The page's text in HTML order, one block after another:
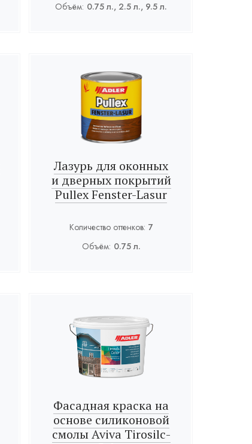
Объём: 0.75 л., 2.5 л., 9.5 л.
Лазурь для оконных
и дверных покрытий
Pullex Fenster-Lasur
Количество оттенков: 7
Объём: 0.75 л.
Фасадная краска на
основе силиконовой
смолы Aviva Tirosilc-